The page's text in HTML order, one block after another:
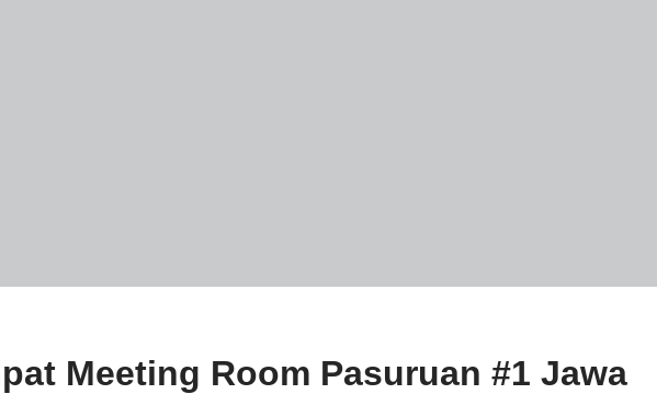
Meeting Room Pasuruan #1 Jawa